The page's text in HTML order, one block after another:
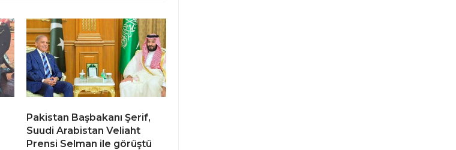
Pakistan Başbakanı Şerif,
Suudi Arabistan Veliaht
Prensi Selman ile görüştü